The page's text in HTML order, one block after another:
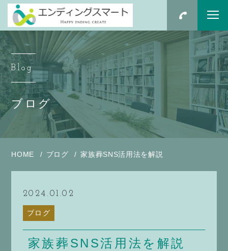
Blog
ブログ
HOME ブログ 家族葬SNS活用法を解説
2024.01.02
ブログ
家族葬SNS活用法を解説